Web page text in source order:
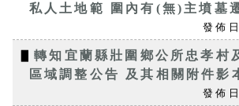
私人土地範 圍內有(無)主墳墓
發佈
▋轉知宜蘭縣壯圍鄉公所忠孝村
區域調整公告 及其相關附件影
發佈